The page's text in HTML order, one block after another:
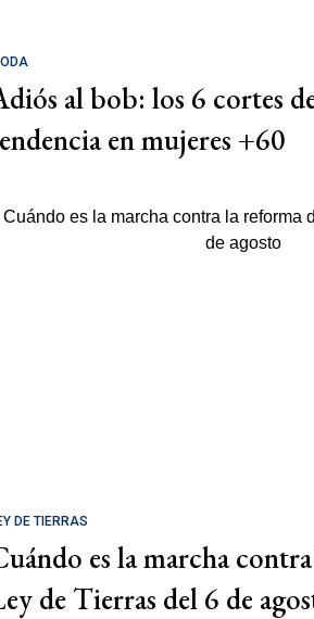
al bob: los 6 cortes
en mujeres +60
DE TIERRAS
es la marcha
de Tierras del 6 de